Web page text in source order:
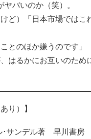
バいのか（笑）。
ど）「日本市場ではこ
とのほか嫌うのです」
るかにお互いのため
り）】
･サンデル著 早川書房